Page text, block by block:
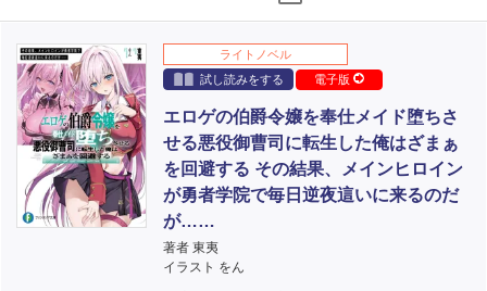
ライトノベル
試し読みをする
電子版
エロゲの伯爵令嬢を奉仕メイド堕ちさ
せる悪役御曹司に転生した俺はざまぁ
を回避する その結果、メインヒロイン
が勇者学院で毎日逆夜這いに来るのだ
が……
著者 東夷
イラスト をん